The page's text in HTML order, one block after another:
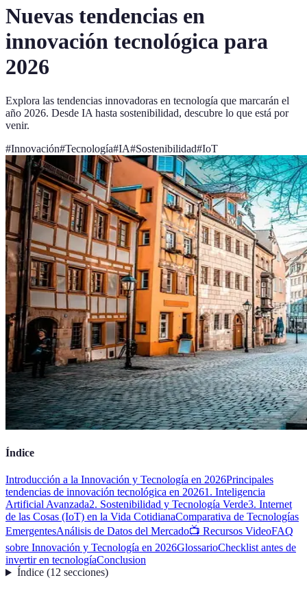
Nuevas tendencias en
innovación tecnológica para
2026
Explora las tendencias innovadoras en tecnología que marcarán el
año 2026. Desde IA hasta sostenibilidad, descubre lo que está por
venir.
#Innovación#Tecnología#IA#Sostenibilidad#IoT
Índice
Introducción a la Innovación y Tecnología en 2026Principales
tendencias de innovación tecnológica en 20261. Inteligencia
Artificial Avanzada2. Sostenibilidad y Tecnología Verde3. Internet
de las Cosas (IoT) en la Vida CotidianaComparativa de Tecnologías
EmergentesAnálisis de Datos del Mercado📺 Recursos VideoFAQ
sobre Innovación y Tecnología en 2026GlossarioChecklist antes de
invertir en tecnologíaConclusion
Índice(12 secciones)